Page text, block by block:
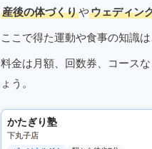
産後の体づくりやウェディン
ここで得た運動や食事の知識
料金は月額、回数券、コース
ょう。
かたぎり塾
下丸子店